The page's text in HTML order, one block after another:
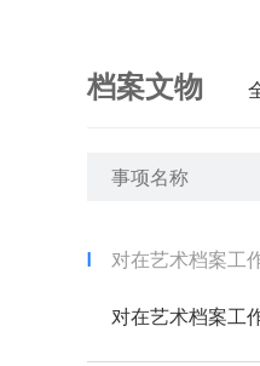
档案文物
事项名称
对在艺术档案工
对在艺术档案工